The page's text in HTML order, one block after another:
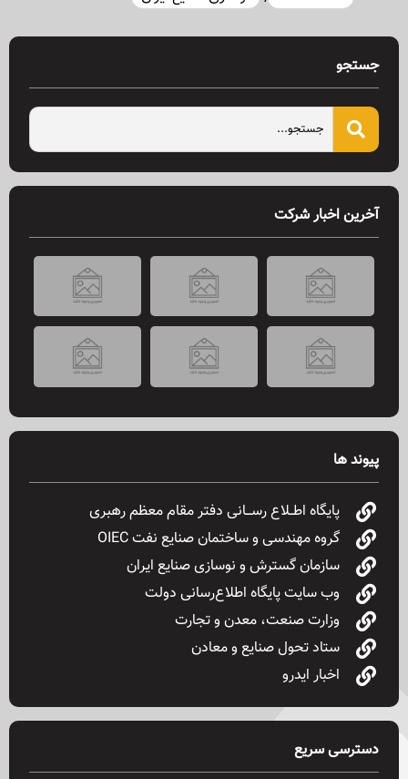
جستجو
آخرین اخبار شرکت
پیوند ها
پایگاه اطــلاع رســـانی دفتر مقام معظم رهبری
گروه مهندسی و ساختمان صنایع نفت OIEC
سازمان گسترش و نوسازی صنایع ایران
وب سایت پایگاه اطلاع‌رسانی دولت
وزارت صنعت، معدن و تجارت
ستاد تحول صنایع و معادن
اخبار ایدرو
دسترسی سریع